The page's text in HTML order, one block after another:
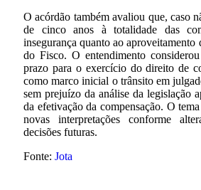
O acórdão também avaliou que, caso
de cinco anos à totalidade das
insegurança quanto ao aproveitamento
do Fisco. O entendimento
prazo para o exercício do direito de
como marco inicial o trânsito em
sem prejuízo da análise da legislação
da efetivação da compensação. O
novas interpretações conforme
decisões futuras.
Fonte: Jota